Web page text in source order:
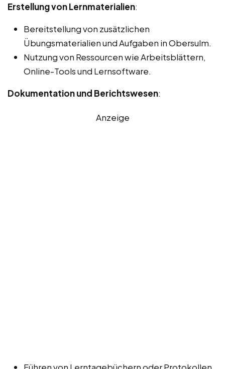
Erstellung von Lernmaterialien:
Bereitstellung von zusätzlichen
Übungsmaterialien und Aufgaben in Obersulm.
Nutzung von Ressourcen wie Arbeitsblättern,
Online-Tools und Lernsoftware.
Dokumentation und Berichtswesen:
Anzeige
Führen von Lerntagebüchern oder Protokollen